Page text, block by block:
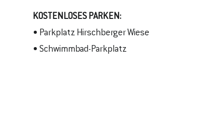
KOSTENLOSES PARKEN:
• Parkplatz Hirschberger Wiese
• Schwimmbad-Parkplatz